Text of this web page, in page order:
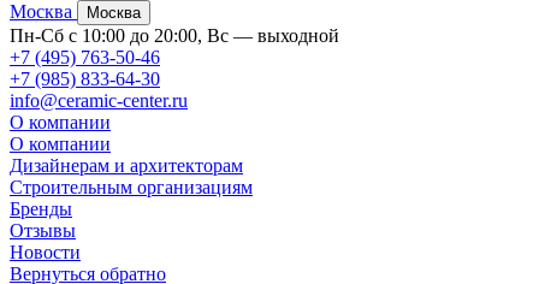
Москва
Москва
Пн-Сб с 10:00 до 20:00, Вс — выходной
+7 (495) 763-50-46
+7 (985) 833-64-30
info@ceramic-center.ru
О компании
О компании
Дизайнерам и архитекторам
Строительным организациям
Бренды
Отзывы
Новости
Вернуться обратно